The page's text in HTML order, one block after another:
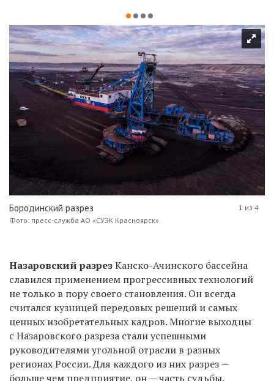
Бородинский разрез
Фото: пресс-служба АО «СУЭК Красноярск»
1 из 4
Назаровский разрезКанско-Ачинского бассейна
славился применением прогрессивных технологий
не только в пору своего становления. Он всегда
считался кузницей передовых решений и самых
ценных изобретательных кадров. Многие выходцы
с Назаровского разреза стали успешными
руководителями угольной отрасли в разных
регионах России. Для каждого из них разрез —
больше чем предприятие, он — часть судьбы.